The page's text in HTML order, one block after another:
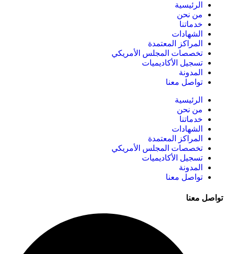
الرئيسية
من نحن
خدماتنا
الشهادات
المراكز المعتمدة
تخصصات المجلس الأمريكي
تسجيل الأكاديميات
المدونة
تواصل معنا
الرئيسية
من نحن
خدماتنا
الشهادات
المراكز المعتمدة
تخصصات المجلس الأمريكي
تسجيل الأكاديميات
المدونة
تواصل معنا
تواصل معنا